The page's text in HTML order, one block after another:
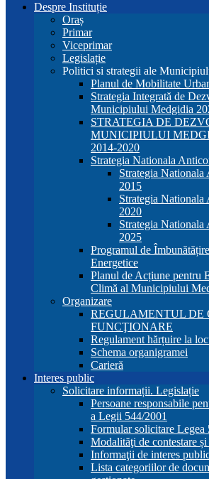
Despre Instituție
Oraș
Primar
Viceprimar
Legislație
Politici si strategii ale
Planul de Mobilitate
Strategia Integrată de
Municipiului Medgidia
STRATEGIA DE
MUNICIPIULUI
2014-2020
Strategia Nationala
Strategia
2015
Strategia
2020
Strategia
2025
Programul de
Energetice
Planul de Acțiune pentru
Climă al Municipiului
Organizare
REGULAMENTUL DE
FUNCŢIONARE
Regulament hărțuire la
Schema organigramei
Carieră
Interes public
Solicitare informații. Legislație
Persoane responsabile
a Legii 544/2001
Formular solicitare Legea
Modalităţi de contestare
Informaţii de interes
Lista categoriilor de